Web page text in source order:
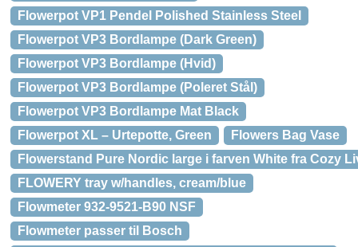
Flowerpot VP1 Pendel Polished Stainless Steel
Flowerpot VP3 Bordlampe (Dark Green)
Flowerpot VP3 Bordlampe (Hvid)
Flowerpot VP3 Bordlampe (Poleret Stål)
Flowerpot VP3 Bordlampe Mat Black
Flowerpot XL – Urtepotte, Green
Flowers Bag Vase
Flowerstand Pure Nordic large i farven White fra Cozy
FLOWERY tray w/handles, cream/blue
Flowmeter 932-9521-B90 NSF
Flowmeter passer til Bosch